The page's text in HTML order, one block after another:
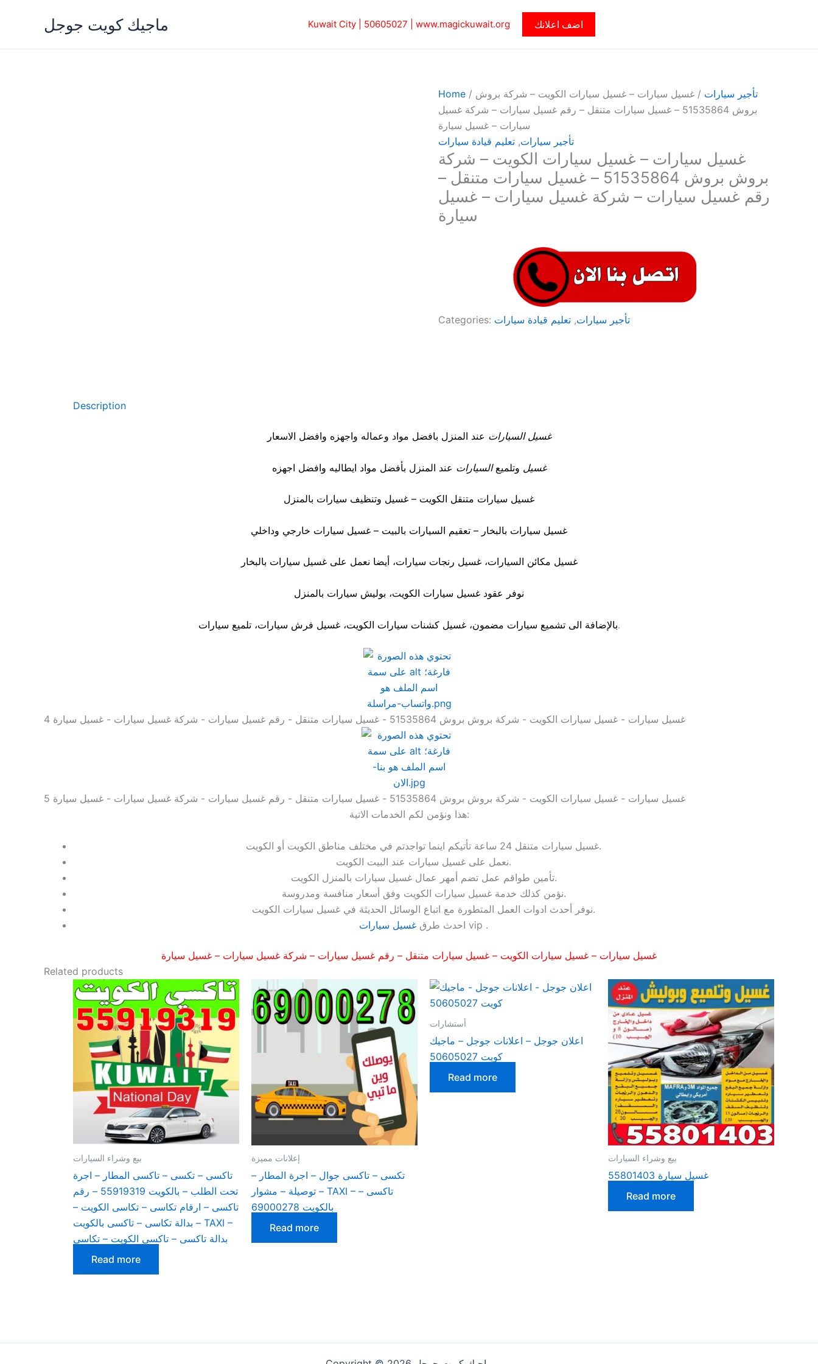
ماجيك كويت جوجل Kuwait City | 50605027‎ www.magickuwait.org اضف اعلانك
Home / تأجير سيارات / غسيل سيارات – غسيل سيارات الكويت – شركة بروش
بروش 51535864 – غسيل سيارات متنقل – رقم غسيل سيارات – شركة غسيل
سيارات – غسيل سيارة
تأجير سيارات, تعليم قيادة سيارات
غسيل سيارات – غسيل سيارات الكويت – شركة
بروش بروش 51535864 – غسيل سيارات متنقل –
رقم غسيل سيارات – شركة غسيل سيارات – غسيل
سيارة
Categories: تأجير سيارات, تعليم قيادة سيارات
Description
غسيل السيارات عند المنزل بافضل مواد وعماله واجهزه وافضل الاسعار
غسيل وتلميعالسيارات عند المنزل بأفضل مواد ايطاليه وافضل اجهزه
غسيل سيارات متنقل الكويت – غسيل وتنظيف سيارات بالمنزل
غسيل سيارات بالبخار – تعقيم السيارات بالبيت – غسيل سيارات خارجي وداخلي
غسيل مكائن السيارات، غسيل رنجات سيارات، أيضا نعمل على غسيل سيارات بالبخار
نوفر عقود غسيل سيارات الكويت، بوليش سيارات بالمنزل
بالإضافة الى تشميع سيارات مضمون، غسيل كشنات سيارات الكويت، غسيل فرش سيارات، تلميع سيارات.
غسيل سيارات - غسيل سيارات الكويت - شركة بروش بروش 51535864 - غسيل سيارات متنقل - رقم غسيل سيارات - شركة غسيل سيارات - غسيل سيارة 4
غسيل سيارات - غسيل سيارات الكويت - شركة بروش بروش 51535864 - غسيل سيارات متنقل - رقم غسيل سيارات - شركة غسيل سيارات - غسيل سيارة 5
هذا ونؤمن لكم الخدمات الاتية:
غسيل سيارات متنقل 24 ساعة تأتيكم اينما تواجدتم في مختلف مناطق الكويت أو الكويت.
نعمل على غسيل سيارات عند البيت الكويت.
تأمين طواقم عمل تضم أمهر عمال غسيل سيارات بالمنزل الكويت.
نؤمن كذلك خدمة غسيل سيارات الكويت وفق أسعار منافسة ومدروسة.
نوفر أحدث ادوات العمل المتطورة مع اتباع الوسائل الحديثة في غسيل سيارات الكويت.
احدث طرق غسيل سيارات vip .
غسيل سيارات – غسيل سيارات الكويت – غسيل سيارات متنقل – رقم غسيل سيارات – شركة غسيل سيارات – غسيل سيارة
Related products
بيع وشراء السيارات
تاكسى – تكسى – تاكسى المطار – اجرة
تحت الطلب – بالكويت 55919319 – رقم
تاكسى – ارقام تكاسى – تكاسى الكويت –
بدالة تكاسى – تاكسى بالكويت – TAXI –
بدالة تاكسى – تاكسى الكويت – تكاسى
Read more
إعلانات مميزة
تكسى – تاكسى جوال – اجرة المطار –
توصيلة – مشوار – TAXI – تاكسى –
بالكويت 69000278
Read more
أستشارات
اعلان جوجل – اعلانات جوجل – ماجيك
كويت 50605027
Read more
بيع وشراء السيارات
غسيل سيارة 55801403
Read more